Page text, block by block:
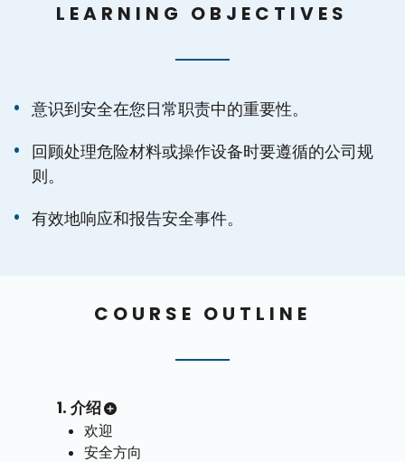
LEARNING OBJECTIVES
意识到安全在您日常职责中的重要性。
回顾处理危险材料或操作设备时要遵循的公司规
则。
有效地响应和报告安全事件。
COURSE OUTLINE
1. 介绍
欢迎
安全方向